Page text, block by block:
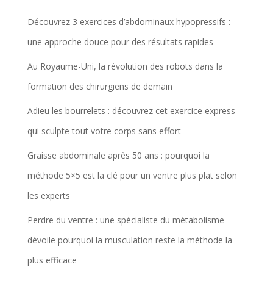
Découvrez 3 exercices d’abdominaux hypopressifs :
une approche douce pour des résultats rapides
Au Royaume-Uni, la révolution des robots dans la
formation des chirurgiens de demain
Adieu les bourrelets : découvrez cet exercice express
qui sculpte tout votre corps sans effort
Graisse abdominale après 50 ans : pourquoi la
méthode 5×5 est la clé pour un ventre plus plat selon
les experts
Perdre du ventre : une spécialiste du métabolisme
dévoile pourquoi la musculation reste la méthode la
plus efficace